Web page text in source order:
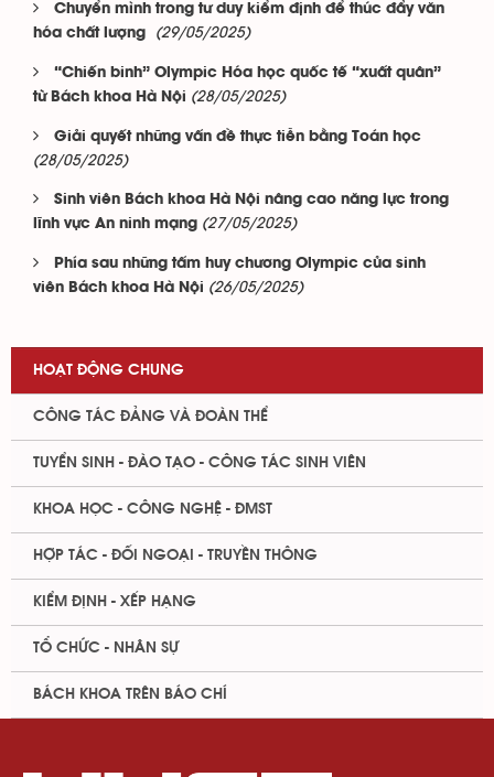
Chuyển mình trong tư duy kiểm định để thúc đẩy văn
hóa chất lượng
(29/05/2025)
“Chiến binh” Olympic Hóa học quốc tế “xuất quân”
từ Bách khoa Hà Nội (28/05/2025)
Giải quyết những vấn đề thực tiễn bằng Toán học
(28/05/2025)
Sinh viên Bách khoa Hà Nội nâng cao năng lực trong
lĩnh vực An ninh mạng (27/05/2025)
Phía sau những tấm huy chương Olympic của sinh
viên Bách khoa Hà Nội (26/05/2025)
HOẠT ĐỘNG CHUNG
CÔNG TÁC ĐẢNG VÀ ĐOÀN THỂ
TUYỂN SINH - ĐÀO TẠO - CÔNG TÁC SINH VIÊN
KHOA HỌC - CÔNG NGHỆ - ĐMST
HỢP TÁC - ĐỐI NGOẠI - TRUYỀN THÔNG
KIỂM ĐỊNH - XẾP HẠNG
TỔ CHỨC - NHÂN SỰ
BÁCH KHOA TRÊN BÁO CHÍ